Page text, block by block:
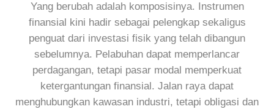
Yang berubah adalah komposisinya. Instrumen
finansial kini hadir sebagai pelengkap sekaligus
penguat dari investasi fisik yang telah dibangun
sebelumnya. Pelabuhan dapat memperlancar
perdagangan, tetapi pasar modal memperkuat
ketergantungan finansial. Jalan raya dapat
menghubungkan kawasan industri, tetapi obligasi dan